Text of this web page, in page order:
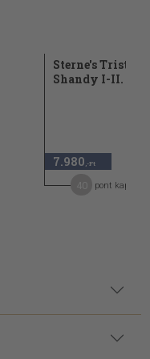
Sterne's
Shandy I-II.
7.980 ,-Ft
pont kapható